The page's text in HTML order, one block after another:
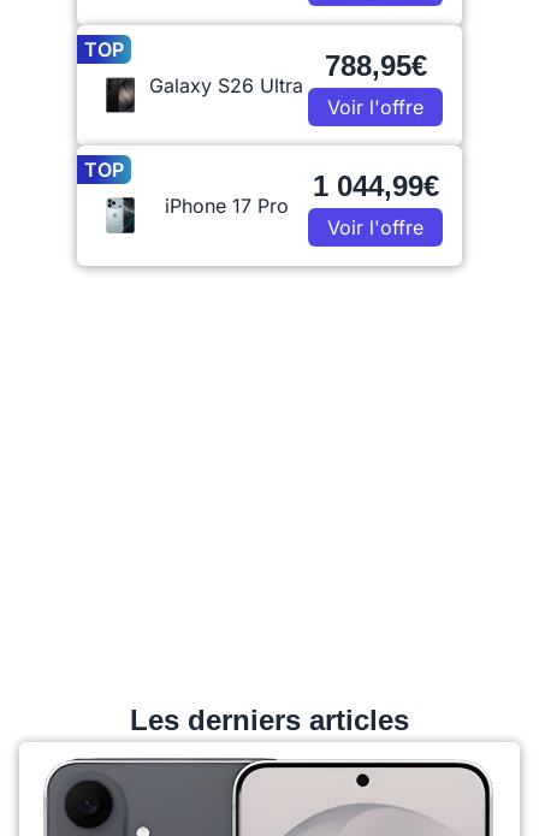
TOP
Galaxy S26 Ultra
788,95€
Voir l'offre
TOP
iPhone 17 Pro
1 044,99€
Voir l'offre
Les derniers articles